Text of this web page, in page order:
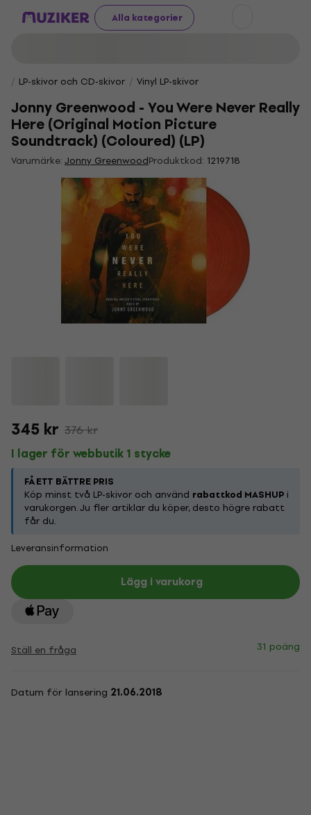
Alla kategorier
LP-skivor och CD-skivor Vinyl LP-skivor
Jonny Greenwood - You Were Never Really
Here (Original Motion Picture
Soundtrack) (Coloured) (LP)
Varumärke:Jonny GreenwoodProduktkod: 1219718
345 kr 376 kr
I lager för webbutik 1 stycke
FÅ ETT BÄTTRE PRIS
Köp minst två LP-skivor och använd rabattkod MASHUP i
varukorgen. Ju fler artiklar du köper, desto högre rabatt
får du.
Leveransinformation
Lägg i varukorg
Ställ en fråga 31 poäng
Datum för lansering 21.06.2018